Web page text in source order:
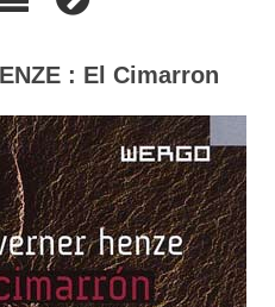
: El Cimarron